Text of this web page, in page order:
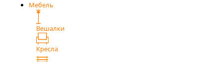
Мебель
Вешалки
Кресла